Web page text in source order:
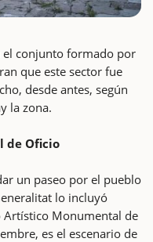
el conjunto formado por
que este sector fue
desde antes, según
la zona.
de Oficio
un paseo por el pueblo
lo incluyó
Monumental de
es el escenario de